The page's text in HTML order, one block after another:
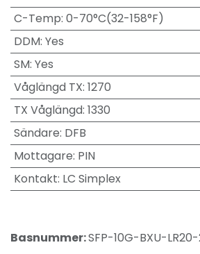
C-Temp: 0-70°C(32-158°F)
DDM: Yes
SM: Yes
Våglängd TX: 1270
TX Våglängd: 1330
Sändare: DFB
Mottagare: PIN
Kontakt: LC Simplex
Basnummer:SFP-10G-BXU-